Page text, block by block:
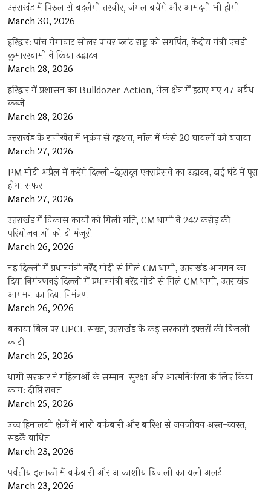
उत्तराखंड में पिरुल से बदलेगी तस्वीर, जंगल बचेंगे और आमदनी भी होगी
March 30, 2026
हरिद्वार: पांच मेगावाट सोलर पावर प्लांट राष्ट्र को समर्पित, केंद्रीय मंत्री एचडी
कुमारस्वामी ने किया उद्घाटन
March 28, 2026
हरिद्वार में प्रशासन का Bulldozer Action, भेल क्षेत्र में हटाए गए 47 अवैध
कब्जे
March 28, 2026
उत्तराखंड के रानीखेत में भूकंप से दहशत, मॉल में फंसे 20 घायलों को बचाया
March 27, 2026
PM मोदी अप्रैल में करेंगे दिल्ली-देहरादून एक्सप्रेसवे का उद्घाटन, ढाई घंटे में पूरा
होगा सफर
March 27, 2026
उत्तराखंड में विकास कार्यों को मिली गति, CM धामी ने 242 करोड़ की
परियोजनाओं को दी मंजूरी
March 26, 2026
नई दिल्ली में प्रधानमंत्री नरेंद्र मोदी से मिले CM धामी, उत्तराखंड आगमन का
दिया निमंत्रणनई दिल्ली में प्रधानमंत्री नरेंद्र मोदी से मिले CM धामी, उत्तराखंड
आगमन का दिया निमंत्रण
March 26, 2026
बकाया बिल पर UPCL सख्त, उत्तराखंड के कई सरकारी दफ्तरों की बिजली
काटी
March 25, 2026
धामी सरकार ने महिलाओं के सम्मान-सुरक्षा और आत्मनिर्भरता के लिए किया
काम: दीप्ति रावत
March 25, 2026
उच्च हिमालयी क्षेत्रों में भारी बर्फबारी और बारिश से जनजीवन अस्त-व्यस्त,
सड़कें बाधित
March 23, 2026
पर्वतीय इलाकों में बर्फबारी और आकाशीय बिजली का यलो अलर्ट
March 23, 2026